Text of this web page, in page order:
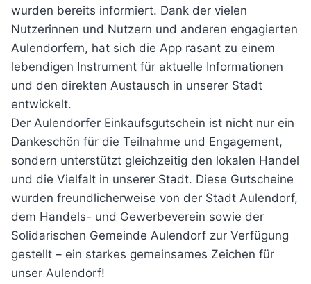
wurden bereits informiert. Dank der vielen
Nutzerinnen und Nutzern und anderen engagierten
Aulendorfern, hat sich die App rasant zu einem
lebendigen Instrument für aktuelle Informationen
und den direkten Austausch in unserer Stadt
entwickelt.
Der Aulendorfer Einkaufsgutschein ist nicht nur ein
Dankeschön für die Teilnahme und Engagement,
sondern unterstützt gleichzeitig den lokalen Handel
und die Vielfalt in unserer Stadt. Diese Gutscheine
wurden freundlicherweise von der Stadt Aulendorf,
dem Handels- und Gewerbeverein sowie der
Solidarischen Gemeinde Aulendorf zur Verfügung
gestellt – ein starkes gemeinsames Zeichen für
unser Aulendorf!